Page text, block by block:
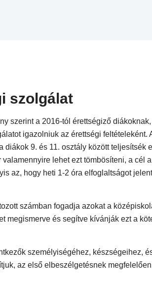
szolgálat
szerint a 2016-tól érettségiző
igazolniuk az érettségi feltételeként.
diákok 9. és 11. osztály között teljesítsék
valamennyire lehet ezt tömbösíteni, a cél a
az, hogy heti 1-2 óra elfoglaltságot
számban fogadja azokat a
megismerve és segítve kívánják ezt a
személyiségéhez, készségeihez,
az első elbeszélgetésnek